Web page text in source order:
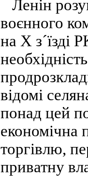
Ленін
воєнного
на X з´їзді
відомі
понад цей
економічна
торгівлю,
приватну